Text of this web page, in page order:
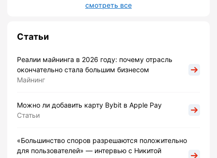
смотреть все
Статьи
Реалии майнинга в 2026 году: почему отрасль
окончательно стала большим бизнесом
Майнинг
Можно ли добавить карту Bybit в Apple Pay
Статьи
«Большинство споров разрешаются положительно
для пользователей» — интервью с Никитой